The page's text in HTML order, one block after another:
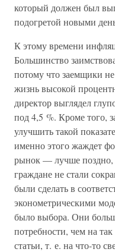
который должен был
подогретой новыми
К этому времени
Большинство
потому что заемщики
жизнь высокой
директор выглядел
под 4,5 %. Кроме того,
улучшить такой
именно этого жаждет
рынок — лучше поздно,
граждане не стали
были сделать в
эконометрическими
было выбора. Они
потребности, чем на
статьи, т. е. на что-то